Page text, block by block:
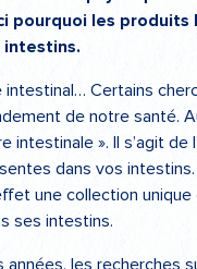
pourquoi les produits
intestins.
intestinal… Certains
de notre santé.
intestinale ». Il s’agit de
dans vos intestins.
une collection unique
ses intestins.